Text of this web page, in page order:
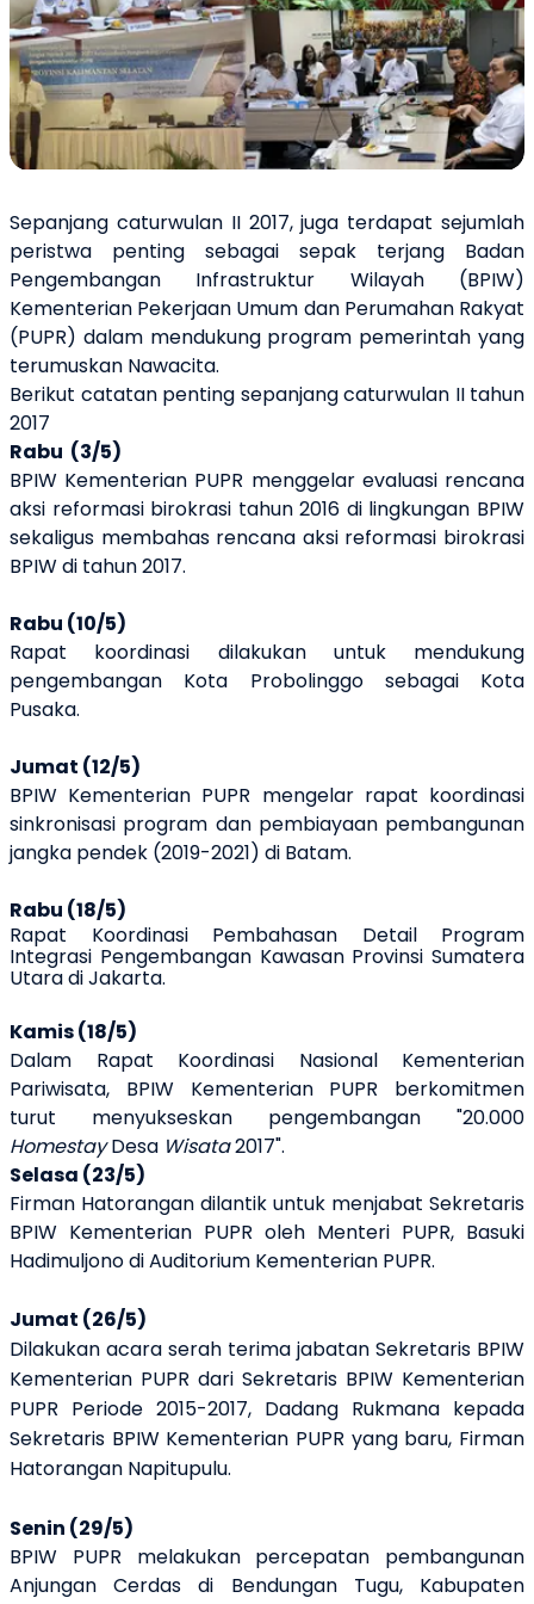
Sepanjang caturwulan II 2017,juga terdapat sejumlah
peristwa penting sebagai sepak terjang Badan
Pengembangan Infrastruktur Wilayah (BPIW)
Kementerian Pekerjaan Umum dan Perumahan Rakyat
(PUPR) dalam mendukung program pemerintah yang
terumuskan Nawacita.
Berikut catatan penting sepanjang caturwulan II tahun
2017
Rabu (3/5)
BPIW Kementerian PUPR menggelar evaluasi rencana
aksi reformasi birokrasi tahun 2016 di lingkungan BPIW
sekaligus membahas rencana aksi reformasi birokrasi
BPIW di tahun 2017.
Rabu (10/5)
Rapat koordinasi dilakukan untuk mendukung
pengembangan Kota Probolinggo sebagai Kota
Pusaka.
Jumat (12/5)
BPIW Kementerian PUPR mengelar rapat koordinasi
sinkronisasi program dan pembiayaan pembangunan
jangka pendek (2019-2021) di Batam.
Rabu (18/5)
Rapat Koordinasi Pembahasan Detail Program
Integrasi Pengembangan Kawasan Provinsi Sumatera
Utaradi Jakarta.
Kamis (18/5)
Dalam Rapat Koordinasi Nasional Kementerian
Pariwisata, BPIW Kementerian PUPR berkomitmen
turut menyukseskan pengembangan "20.000
HomestayDesa Wisata2017".
Selasa (23/5)
Firman Hatorangan dilantik untuk menjabat Sekretaris
BPIW Kementerian PUPR oleh Menteri PUPR, Basuki
Hadimuljono di Auditorium Kementerian PUPR.
Jumat (26/5)
Dilakukan acara serah terima jabatan Sekretaris BPIW
Kementerian PUPR dari Sekretaris BPIW Kementerian
PUPR Periode 2015-2017, Dadang Rukmana kepada
Sekretaris BPIW Kementerian PUPR yang baru, Firman
Hatorangan Napitupulu.
Senin (29/5)
BPIW PUPR melakukan percepatan pembangunan
Anjungan Cerdas di Bendungan Tugu, Kabupaten